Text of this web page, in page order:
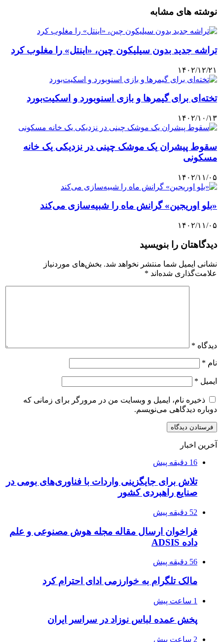
نوشته های مشابه
تراشه جدید بدون سیلیکون چین، «اینتل» را مغلوب کرد
۱۴۰۲/۱۲/۲۱
تخته‌ای برای گیمرها و بازی اسنوبورد و اسکیت‌بورد
۱۴۰۲/۱۰/۱۳
سقوط پیشران یک موشک چینی در نزدیکی یک خانه
مسکونی
۱۴۰۲/۱۱/۰۵
«بلو اوریجین» گرانش ماه را شبیه‌سازی می‌کند
۱۴۰۲/۱۱/۰۵
دیدگاهتان را بنویسید
نشانی ایمیل شما منتشر نخواهد شد. بخش‌های موردنیاز
علامت‌گذاری شده‌اند *
دیدگاه *
نام *
ایمیل *
ذخیره نام، ایمیل و وبسایت من در مرورگر برای زمانی که
دوباره دیدگاهی می‌نویسم.
آخرین اخبار
16 دقیقه پیش
تلاش برای جایگزینی واردات با فناوری‌های بومی در
صنایع راهبردی کشور
52 دقیقه پیش
فراخوان ارسال مقاله مجله هوش مصنوعی و علم
داده ADSIS
56 دقیقه پیش
مالک تلگرام به خوارزمی ادای احترام کرد
1 ساعت پیش
پخش عمده لباس نوزاد در سراسر ایران
2 ساعت پیش